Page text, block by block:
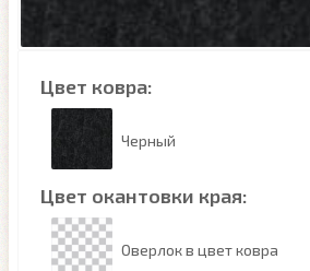
Цвет ковра:
Черный
Цвет окантовки края:
Оверлок в цвет ковра